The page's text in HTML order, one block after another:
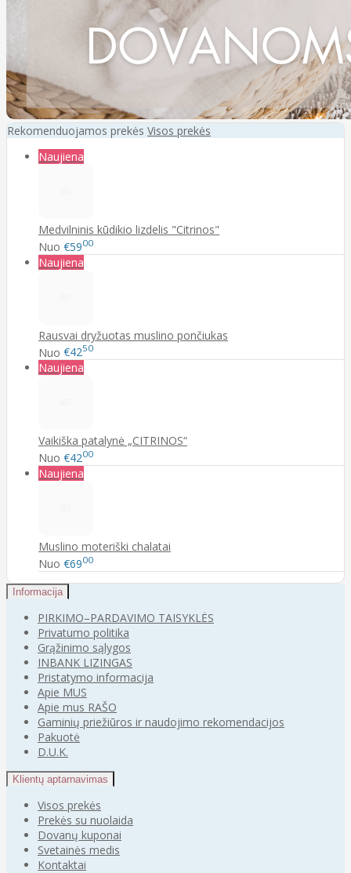
Rekomenduojamos prekės Visos prekės
Naujiena
Medvilninis kūdikio lizdelis "Citrinos"
Nuo €5900
Naujiena
Rausvai dryžuotas muslino pončiukas
Nuo €4250
Naujiena
Vaikiška patalynė „CITRINOS“
Nuo €4200
Naujiena
Muslino moteriški chalatai
Nuo €6900
Informacija
PIRKIMO–PARDAVIMO TAISYKLĖS
Privatumo politika
Grąžinimo sąlygos
INBANK LIZINGAS
Pristatymo informacija
Apie MUS
Apie mus RAŠO
Gaminių priežiūros ir naudojimo rekomendacijos
Pakuotė
D.U.K.
Klientų aptarnavimas
Visos prekės
Prekės su nuolaida
Dovanų kuponai
Svetainės medis
Kontaktai